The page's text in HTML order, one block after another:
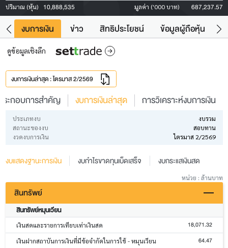
ปริมาณ (หุ้น) 10,888,535 มูลค่า ('000 บาท) 687,237.57
งบการเงิน ข่าว สิทธิประโยชน์ ข้อมูลผู้ถือหุ้น
ดูข้อมูลเชิงลึก
งบการเงินล่าสุด : ไตรมาส 2/2569
ะกอบการสำคัญ งบการเงินล่าสุด การวิเคราะห์งบการเงิน
ประเภทงบ
งบรวม
สถานะของงบ
สอบทาน
งวดงบการเงิน
ไตรมาส 2/2569
งบแสดงฐานะการเงิน งบกำไรขาดทุนเบ็ดเสร็จ งบกระแสเงินสด
หน่วย : ล้านบาท
สินทรัพย์
สินทรัพย์หมุนเวียน
เงินสดและรายการเทียบเท่าเงินสด 18,071.32
เงินฝากสถาบันการเงินที่มีข้อจำกัดในการใช้ - หมุนเวียน 64.47